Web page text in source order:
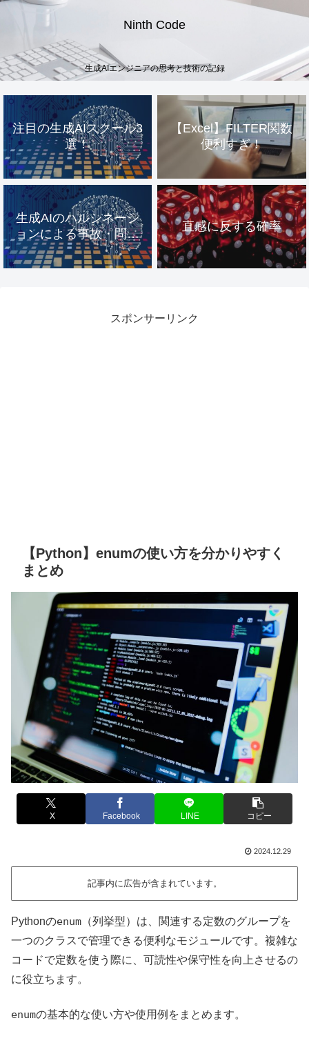
Ninth Code
生成AIエンジニアの思考と技術の記録
注目の生成AIスクール3
選！
【Excel】FILTER関数
便利すぎ！
生成AIのハルシネーシ
ョンによる事故・問題
事例
直感に反する確率
スポンサーリンク
【Python】enumの使い方を分かりやすく
まとめ
X Facebook LINE コピー
2024.12.29
記事内に広告が含まれています。
Pythonのenum （列挙型）は、関連する定数のグループを
一つのクラスで管理できる便利なモジュールです。複雑な
コードで定数を使う際に、可読性や保守性を向上させるの
に役立ちます。
enumの基本的な使い方や使用例をまとめます。